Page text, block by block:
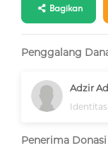
Bagikan
Penggalang
Adzir
Penerima Donasi